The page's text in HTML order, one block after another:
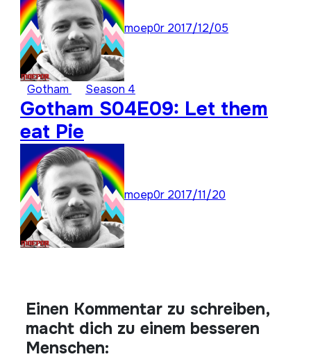
moep0r 2017/12/05
Gotham Season 4
Gotham S04E09: Let them
eat Pie
moep0r 2017/11/20
Einen Kommentar zu schreiben,
macht dich zu einem besseren
Menschen: